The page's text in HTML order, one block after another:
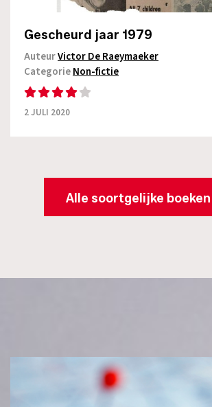
Gescheurd jaar 1979
AuteurVictor De Raeymaeker
CategorieNon-fictie
2 JULI 2020
Alle soortgelijke boeken